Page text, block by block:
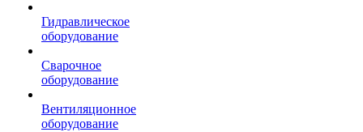
Гидравлическое
оборудование
Сварочное
оборудование
Вентиляционное
оборудование